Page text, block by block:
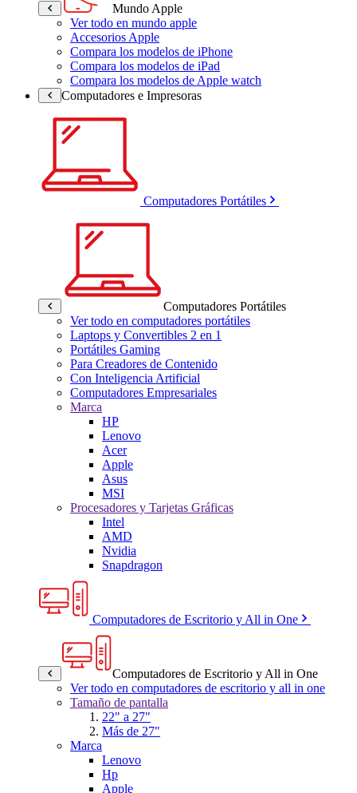
Mundo Apple
Ver todo en mundo apple
Accesorios Apple
Compara los modelos de iPhone
Compara los modelos de iPad
Compara los modelos de Apple watch
Computadores e Impresoras
Computadores Portátiles
Computadores Portátiles
Ver todo en computadores portátiles
Laptops y Convertibles 2 en 1
Portátiles Gaming
Para Creadores de Contenido
Con Inteligencia Artificial
Computadores Empresariales
Marca
HP
Lenovo
Acer
Apple
Asus
MSI
Procesadores y Tarjetas Gráficas
Intel
AMD
Nvidia
Snapdragon
Computadores de Escritorio y All in One
Computadores de Escritorio y All in One
Ver todo en computadores de escritorio y all in one
Tamaño de pantalla
22" a 27"
Más de 27"
Marca
Lenovo
Hp
Apple